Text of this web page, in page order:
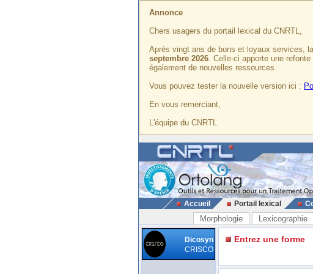
Annonce
Chers usagers du portail lexical du CNRTL,
Après vingt ans de bons et loyaux services,
septembre 2026. Celle-ci apporte une
également de nouvelles ressources.
Vous pouvez tester la nouvelle version ici :
En vous remerciant,
L'équipe du CNRTL
Accueil Portail lexical
Morphologie Lexicographie
Dicosyn
CRISCO
Entrez une forme